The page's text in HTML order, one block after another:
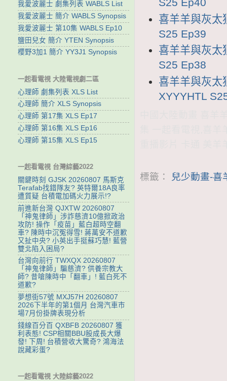
喜羊羊與灰太
S25 Ep39
喜羊羊與灰太
S25 Ep38
喜羊羊與灰太
XYYYHTL
標籤： 兒少動畫-喜
我愛波麗士 劇集列表 WABLS List
我愛波麗士 簡介 WABLS Synopsis
我愛波麗士 第10集 WABLS Ep10
鹽田兒女 簡介 YTEN Synopsis
櫻野3加1 簡介 YY3J1 Synopsis
一起看電視 大陸電視劇二區
心理師 劇集列表 XLS List
心理師 簡介 XLS Synopsis
心理師 第17集 XLS Ep17
心理師 第16集 XLS Ep16
心理師 第15集 XLS Ep15
一起看電視 台灣綜藝2022
關鍵時刻 GJSK 20260807 馬斯克
Terafab找錯隊友? 英特爾18A良率
遭質疑 台積電加碼火力展示!?
前進新台灣 QJXTW 20260807
「神鬼律師」涉詐慈濟10億掀政治
攻防! 操作「疫苗」藍白超時空翻
車? 陳時中沉冤得雪! 蔣萬安不道歉
又扯中央? 小英出手挺蘇巧慧! 藍營
雙北陷入困局?
台灣向前行 TWXQX 20260807
「神鬼律師」騙慈濟? 供養宗教大
師? 昔嗆陳時中「翻車」! 藍白死不
道歉?
夢想街57號 MXJ57H 20260807
2026下半年的第1個月 台灣汽車市
場7月份掛牌表現分析
錢線百分百 QXBFB 20260807 獲
利表態! CSP相關BBU股成長大爆
發! 下周! 台積營收大驚奇? 鴻海法
說藏彩蛋?
一起看電視 大陸綜藝2022